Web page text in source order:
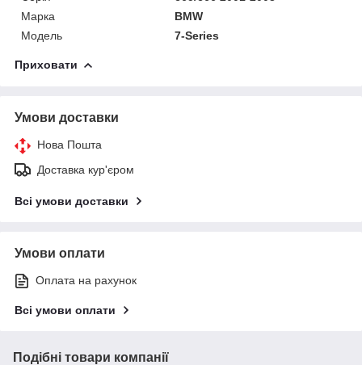
Марка
BMW
Модель
7-Series
Приховати
Умови доставки
Нова Пошта
Доставка кур'єром
Всі умови доставки
Умови оплати
Оплата на рахунок
Всі умови оплати
Подібні товари компанії